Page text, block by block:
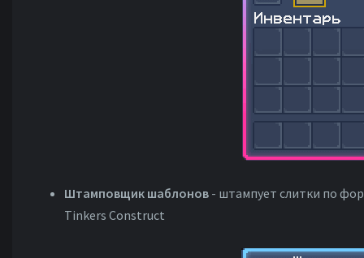
Штамповщик шаблонов - штампует слитки по
Tinkers Construct